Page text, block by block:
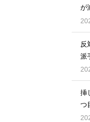
が
ツ
反
派
挿
つ